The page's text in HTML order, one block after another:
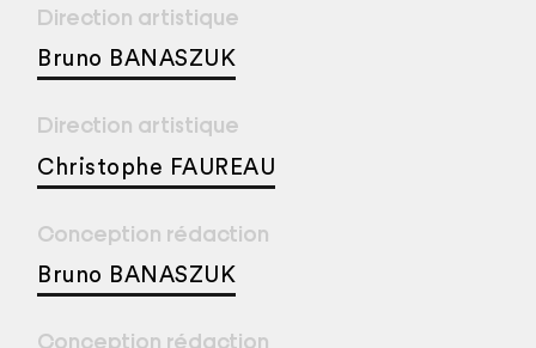
Direction artistique
Bruno BANASZUK
Direction artistique
Christophe FAUREAU
Conception rédaction
Bruno BANASZUK
Conception rédaction